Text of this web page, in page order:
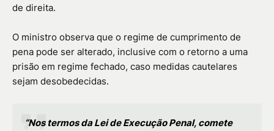
de direita.
O ministro observa que o regime de cumprimento de
pena pode ser alterado, inclusive com o retorno a uma
prisão em regime fechado, caso medidas cautelares
sejam desobedecidas.
“Nos termos da Lei de Execução Penal, comete